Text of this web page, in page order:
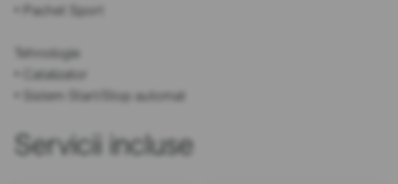
• Pachet Sport
Tehnologie
• Catalizator
• Sistem Start/Stop automat
Servicii incluse